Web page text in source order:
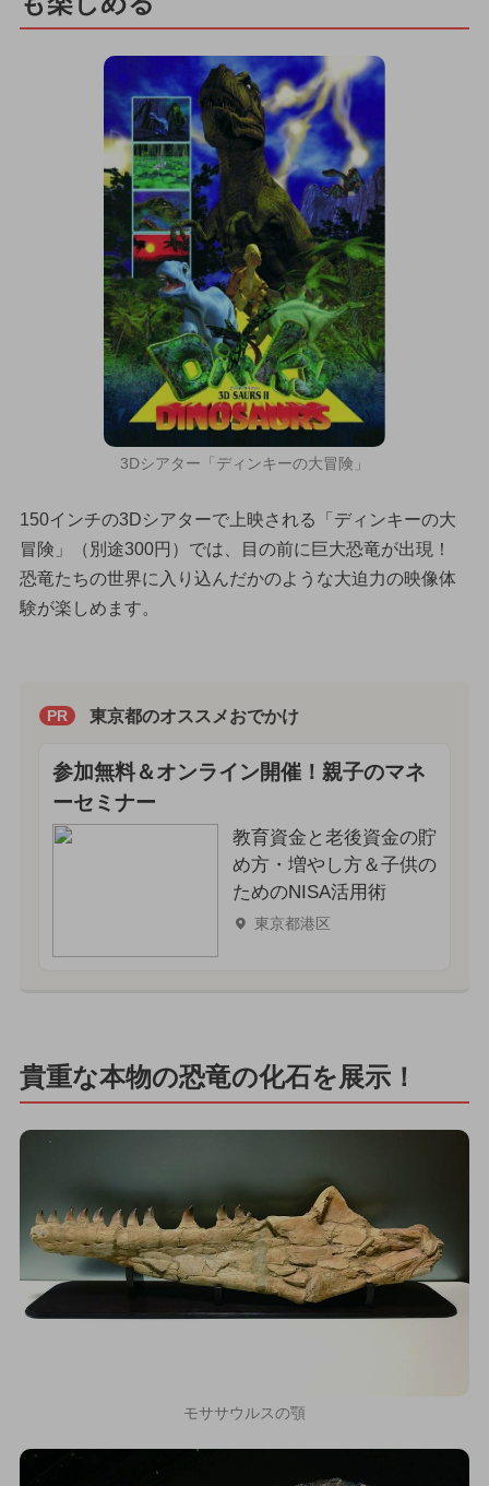
3Dシアター「ディンキーの大冒険」
150インチの3Dシアターで上映される「ディンキーの大
冒険」（別途300円）では、目の前に巨大恐竜が出現！
恐竜たちの世界に入り込んだかのような大迫力の映像体
験が楽しめます。
PR 東京都のオススメおでかけ
参加無料＆オンライン開催！親子のマネ
ーセミナー
教育資金と老後資金の貯
め方・増やし方＆子供の
ためのNISA活用術
東京都港区
貴重な本物の恐竜の化石を展示！
モササウルスの顎